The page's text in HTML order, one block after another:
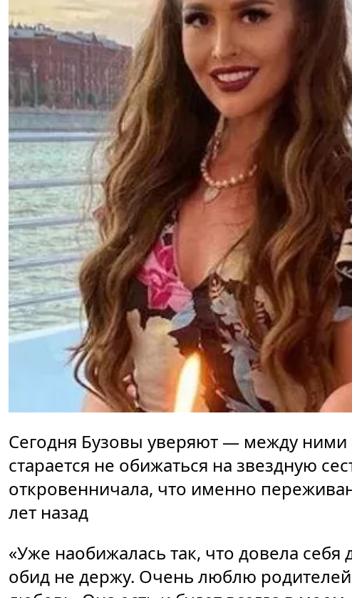
Сегодня Бузовы уверяют — между ними
старается не обижаться на звездную
откровенничала, что именно
лет назад
«Уже наобижалась так, что довела
обид не держу. Очень люблю родителей